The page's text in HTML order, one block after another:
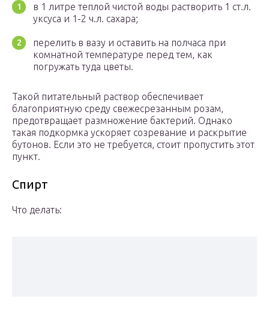
в 1 литре теплой чистой воды растворить 1 ст.л.
уксуса и 1-2 ч.л. сахара;
перелить в вазу и оставить на полчаса при
комнатной температуре перед тем, как
погружать туда цветы.
Такой питательный раствор обеспечивает
благоприятную среду свежесрезанным розам,
предотвращает размножение бактерий. Однако
такая подкормка ускоряет созревание и раскрытие
бутонов. Если это не требуется, стоит пропустить этот
пункт.
Спирт
Что делать: